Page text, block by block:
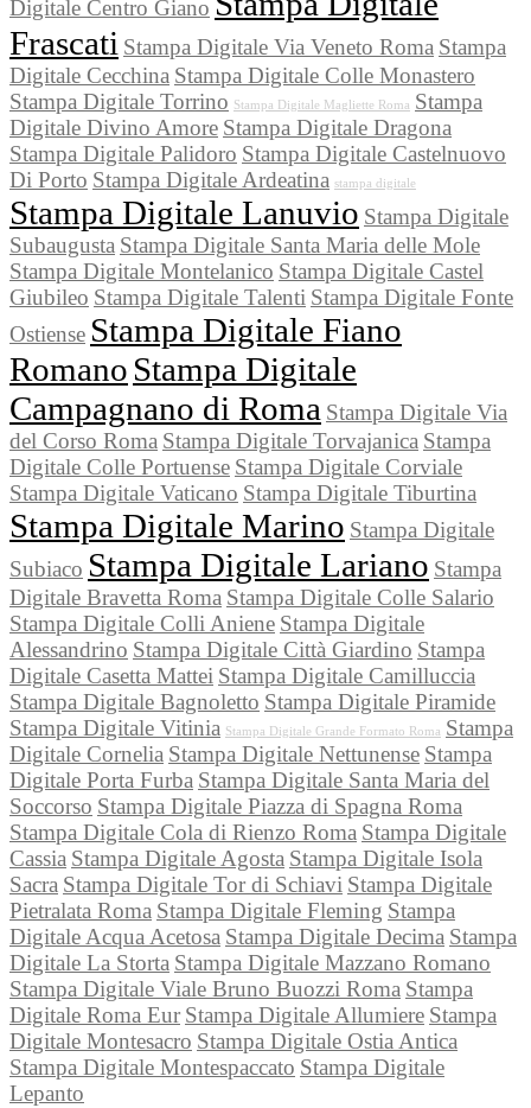
Digitale Centro Giano
Frascati Stampa Digitale Via Veneto Roma Stampa
Digitale Cecchina Stampa Digitale Colle Monastero
Stampa Digitale Torrino Stampa Digitale Magliette Roma Stampa
Digitale Divino Amore Stampa Digitale Dragona
Stampa Digitale Palidoro Stampa Digitale Castelnuovo
Di Porto Stampa Digitale Ardeatina stampa digitale
Stampa Digitale Lanuvio Stampa Digitale
Subaugusta Stampa Digitale Santa Maria delle Mole
Stampa Digitale Montelanico Stampa Digitale Castel
Giubileo Stampa Digitale Talenti Stampa Digitale Fonte
Ostiense Stampa Digitale Fiano
Romano Stampa Digitale
Campagnano di Roma Stampa Digitale Via
del Corso Roma Stampa Digitale Torvajanica Stampa
Digitale Colle Portuense Stampa Digitale Corviale
Stampa Digitale Vaticano Stampa Digitale Tiburtina
Stampa Digitale Marino Stampa Digitale
Subiaco Stampa Digitale Lariano Stampa
Digitale Bravetta Roma Stampa Digitale Colle Salario
Stampa Digitale Colli Aniene Stampa Digitale
Alessandrino Stampa Digitale Città Giardino Stampa
Digitale Casetta Mattei Stampa Digitale Camilluccia
Stampa Digitale Bagnoletto Stampa Digitale Piramide
Stampa Digitale Vitinia Stampa Digitale Grande Formato Roma Stampa
Digitale Cornelia Stampa Digitale Nettunense Stampa
Digitale Porta Furba Stampa Digitale Santa Maria del
Soccorso Stampa Digitale Piazza di Spagna Roma
Stampa Digitale Cola di Rienzo Roma Stampa Digitale
Cassia Stampa Digitale Agosta Stampa Digitale Isola
Sacra Stampa Digitale Tor di Schiavi Stampa Digitale
Pietralata Roma Stampa Digitale Fleming Stampa
Digitale Acqua Acetosa Stampa Digitale Decima Stampa
Digitale La Storta Stampa Digitale Mazzano Romano
Stampa Digitale Viale Bruno Buozzi Roma Stampa
Digitale Roma Eur Stampa Digitale Allumiere Stampa
Digitale Montesacro Stampa Digitale Ostia Antica
Stampa Digitale Montespaccato Stampa Digitale
Lepanto